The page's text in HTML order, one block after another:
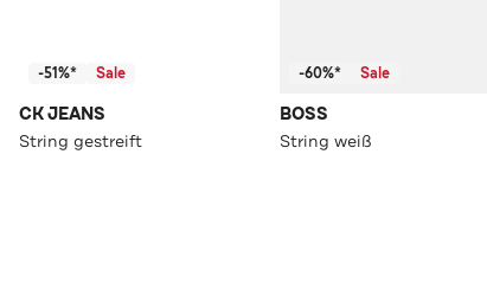
-51%* Sale
CK JEANS
String gestreift
-60%* Sale
BOSS
String weiß